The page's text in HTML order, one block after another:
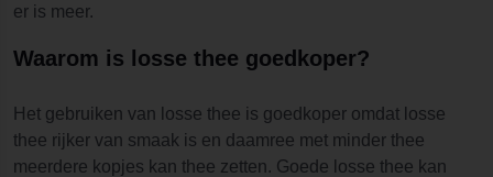
er is meer.
Waarom is losse thee goedkoper?
Het gebruiken van losse thee is goedkoper omdat losse
thee rijker van smaak is en daamree met minder thee
meerdere kopjes kan thee zetten. Goede losse thee kan